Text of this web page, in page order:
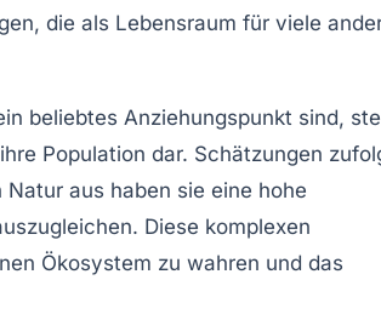
die als Lebensraum für viele
beliebtes Anziehungspunkt sind,
Population dar. Schätzungen
aus haben sie eine hohe
Diese komplexen
Ökosystem zu wahren und das